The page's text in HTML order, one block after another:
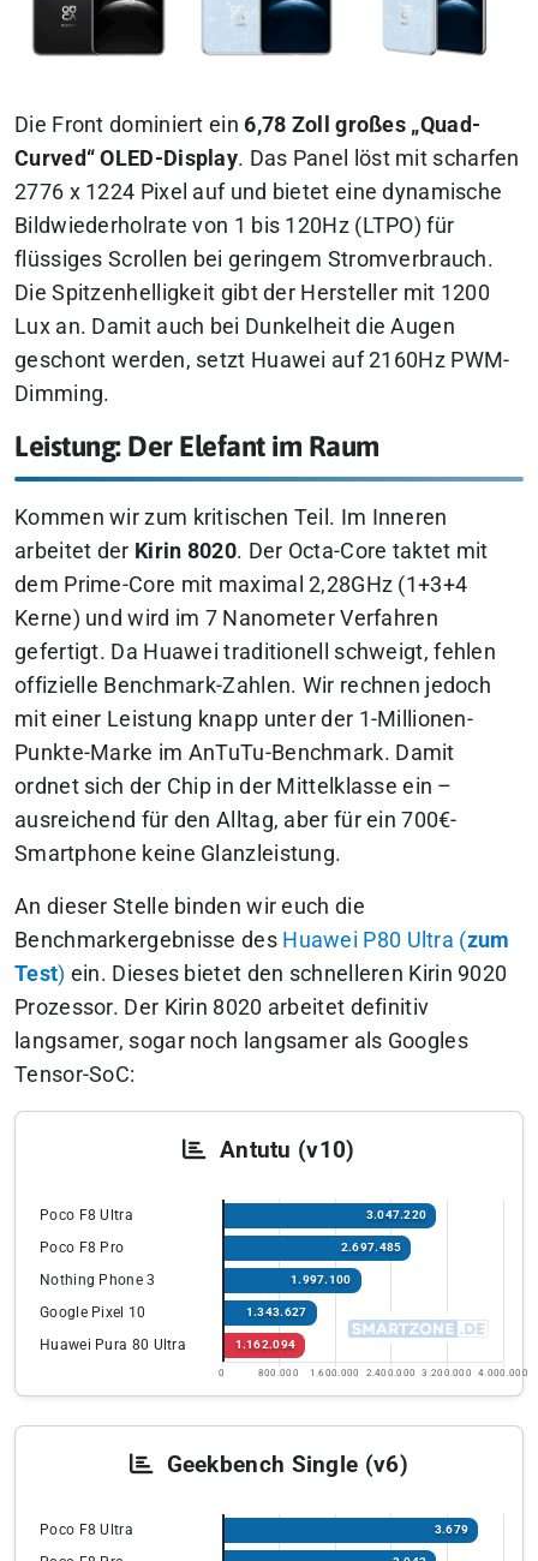
Die Front dominiert ein6,78 Zoll großes „Quad-
Curved“ OLED-Display. Das Panel löst mit scharfen
2776 x 1224 Pixel auf und bietet eine dynamische
Bildwiederholrate von 1 bis 120Hz (LTPO) für
flüssiges Scrollen bei geringem Stromverbrauch.
Die Spitzenhelligkeit gibt der Hersteller mit 1200
Lux an. Damit auch bei Dunkelheit die Augen
geschont werden, setzt Huawei auf 2160Hz PWM-
Dimming.
Leistung: Der Elefant im Raum
Kommen wir zum kritischen Teil. Im Inneren
arbeitet der Kirin 8020. Der Octa-Core taktet mit
dem Prime-Core mit maximal 2,28GHz (1+3+4
Kerne) und wird im 7 Nanometer Verfahren
gefertigt. Da Huawei traditionell schweigt, fehlen
offizielle Benchmark-Zahlen. Wir rechnen jedoch
mit einer Leistung knapp unter der 1-Millionen-
Punkte-Marke im AnTuTu-Benchmark. Damit
ordnet sich der Chip in der Mittelklasse ein –
ausreichend für den Alltag, aber für ein 700€-
Smartphone keine Glanzleistung.
An dieser Stelle binden wir euch die
Benchmarkergebnisse des Huawei P80 Ultra (zum
Test) ein. Dieses bietet den schnelleren Kirin 9020
Prozessor. Der Kirin 8020 arbeitet definitiv
langsamer, sogar noch langsamer als Googles
Tensor-SoC:
Antutu (v10)
Poco F8 Ultra 3.047.220
Poco F8 Pro 2.697.485
Nothing Phone 3 1.997.100
Google Pixel 10 1.343.627
Huawei Pura 80 Ultra 1.162.094
0 800.000 1.600.000 2.400.000 3.200.000 4.000.000
Geekbench Single (v6)
Poco F8 Ultra 3.679